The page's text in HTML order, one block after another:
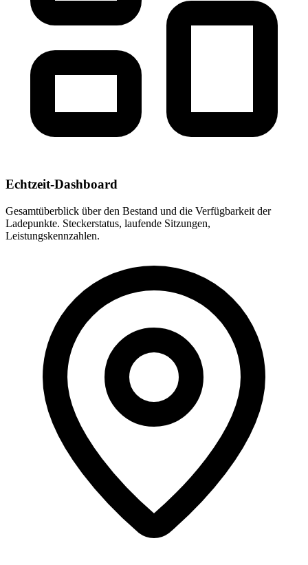
Echtzeit-Dashboard
Gesamtüberblick über den Bestand und die Verfügbarkeit der
Ladepunkte. Steckerstatus, laufende Sitzungen,
Leistungskennzahlen.